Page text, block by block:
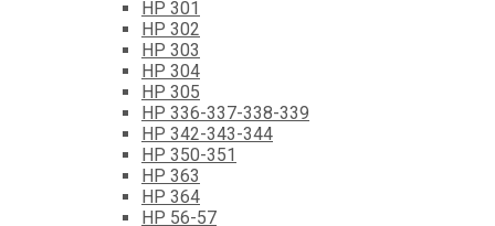
HP 301
HP 302
HP 303
HP 304
HP 305
HP 336-337-338-339
HP 342-343-344
HP 350-351
HP 363
HP 364
HP 56-57